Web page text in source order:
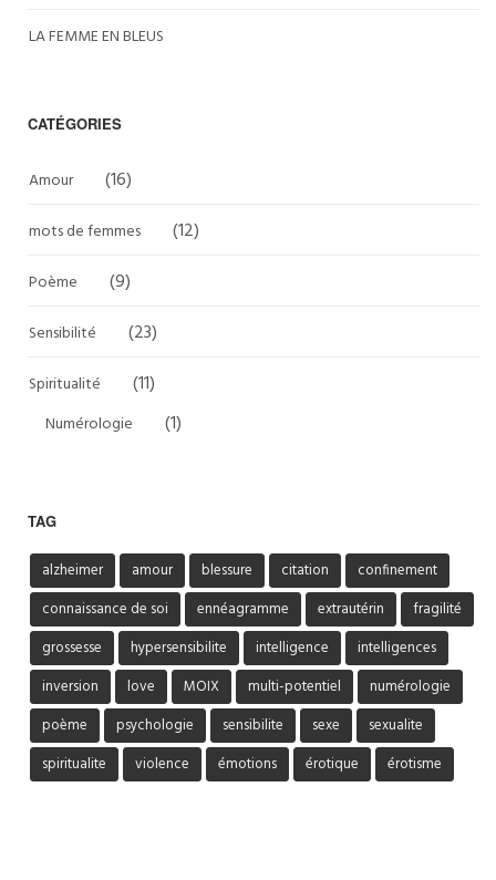
LA FEMME EN BLEUS
CATÉGORIES
Amour (16)
mots de femmes (12)
Poème (9)
Sensibilité (23)
Spiritualité (11)
Numérologie (1)
TAG
alzheimer amour blessure citation
confinement
connaissance de soi
ennéagramme extrautérin
fragilité
grossesse
hypersensibilite intelligence
intelligences
inversion
love MOIX multi-potentiel
numérologie
poème
psychologie sensibilite sexe
sexualite
spiritualite
violence émotions érotique érotisme